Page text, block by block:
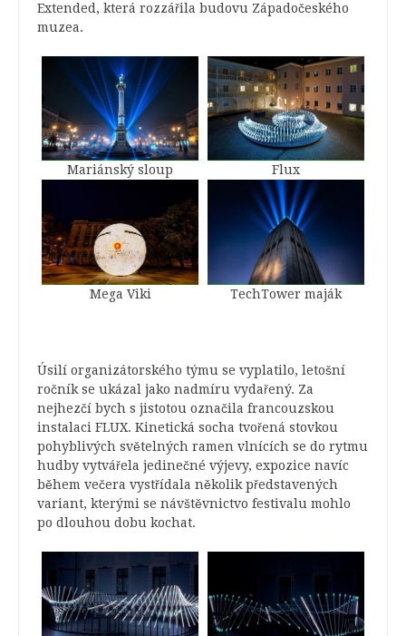
Extended, která rozzářila budovu Západočeského
muzea.
Mariánský sloup Flux
Mega Viki TechTower maják
Úsilí organizátorského týmu se vyplatilo, letošní
ročník se ukázal jako nadmíru vydařený. Za
nejhezčí bych s jistotou označila francouzskou
instalaci FLUX. Kinetická socha tvořená stovkou
pohyblivých světelných ramen vlnících se do rytmu
hudby vytvářela jedinečné výjevy, expozice navíc
během večera vystřídala několik představených
variant, kterými se návštěvnictvo festivalu mohlo
po dlouhou dobu kochat.